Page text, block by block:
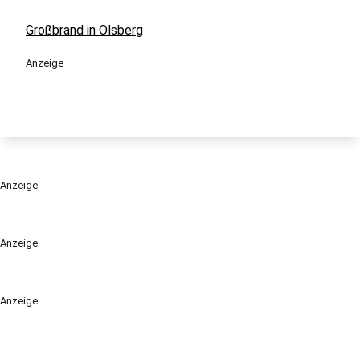
Anzeige
Anzeige
Großbrand in Olsberg
Anzeige
Anzeige